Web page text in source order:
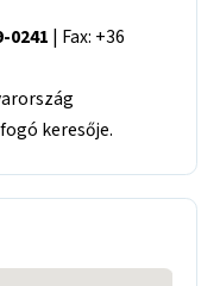
0241 | Fax: +36
keresője.